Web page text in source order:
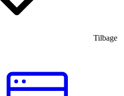
Tilbage